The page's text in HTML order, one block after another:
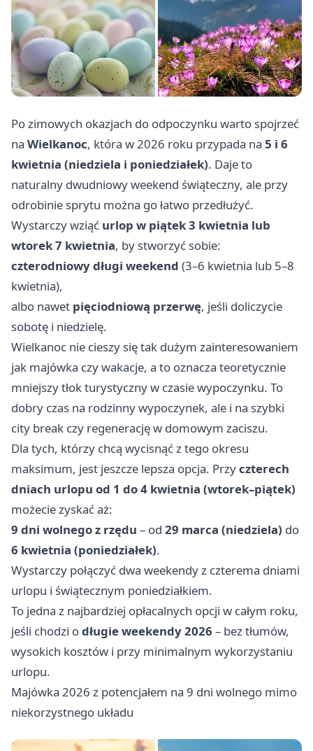
Po zimowych okazjach do odpoczynku warto spojrzeć
na Wielkanoc, która w 2026 roku przypada na 5 i 6
kwietnia (niedziela i poniedziałek). Daje to
naturalny dwudniowy weekend świąteczny, ale przy
odrobinie sprytu można go łatwo przedłużyć.
Wystarczy wziąć urlop w piątek 3 kwietnia lub
wtorek 7 kwietnia, by stworzyć sobie:
czterodniowy długi weekend (3–6 kwietnia lub 5–8
kwietnia),
albo nawet pięciodniową przerwę, jeśli doliczycie
sobotę i niedzielę.
Wielkanoc nie cieszy się tak dużym zainteresowaniem
jak majówka czy wakacje, a to oznacza teoretycznie
mniejszy tłok turystyczny w czasie wypoczynku. To
dobry czas na rodzinny wypoczynek, ale i na szybki
city break czy regenerację w domowym zaciszu.
Dla tych, którzy chcą wycisnąć z tego okresu
maksimum, jest jeszcze lepsza opcja. Przyczterech
dniach urlopu od 1 do 4 kwietnia (wtorek–piątek)
możecie zyskać aż:
9 dni wolnego z rzędu – od 29 marca (niedziela) do
6 kwietnia (poniedziałek).
Wystarczy połączyć dwa weekendy z czterema dniami
urlopu i świątecznym poniedziałkiem.
To jedna z najbardziej opłacalnych opcji w całym roku,
jeśli chodzi odługie weekendy 2026 – bez tłumów,
wysokich kosztów i przy minimalnym wykorzystaniu
urlopu.
Majówka 2026 z potencjałem na 9 dni wolnego mimo
niekorzystnego układu